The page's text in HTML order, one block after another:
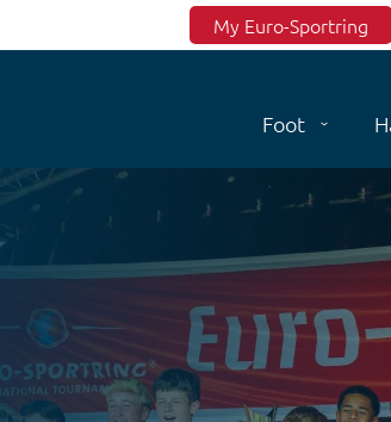
Top menu
My Euro-Sportring
Foot